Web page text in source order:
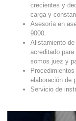
crecientes y
carga y
Asesoría en
9000.
Alistamiento
acreditado
somos juez y
elaboración de
Servicio de